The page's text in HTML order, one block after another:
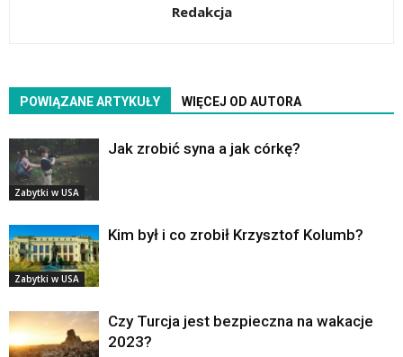
Redakcja
POWIĄZANE ARTYKUŁY WIĘCEJ OD AUTORA
Zabytki w USA
Jak zrobić syna a jak córkę?
Zabytki w USA
Kim był i co zrobił Krzysztof Kolumb?
Czy Turcja jest bezpieczna na wakacje
2023?